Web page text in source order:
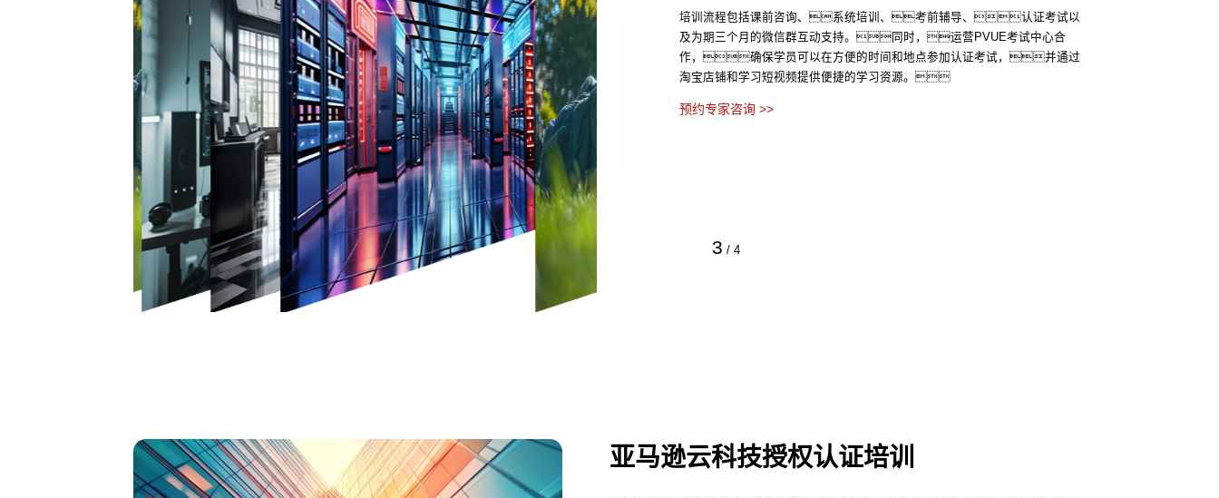
3 / 4
培训流程包括课前咨询、系统培训、考前辅导、认证考试以
及为期三个月的微信群互动支持。同时，运营PVUE考试中心合
作，确保学员可以在方便的时间和地点参加认证考试，并通过
淘宝店铺和学习短视频提供便捷的学习资源。
预约专家咨询 >>
亚马逊云科技授权认证培训